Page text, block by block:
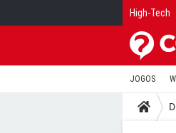
High-Tech
JOGOS